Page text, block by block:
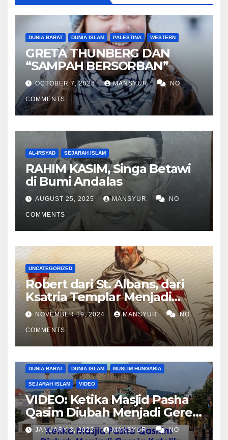
DUNIA BARAT DUNIA ISLAM PALESTINA WESTERN
GRETA THUNBERG DAN
“SAMPAH BERSORBAN”
OCTOBER 7, 2025 MANSYUR NO
COMMENTS
AL-IRSYAD SEJARAH ISLAM
RAHIM KASIM, Singa Betawi
di Bumi Andalas
AUGUST 25, 2025 MANSYUR NO
COMMENTS
UNCATEGORIZED
Robert dari St. Albans, dari
Ksatria Templar Menjadi
Komandan Pasukan
Shalahuddin Merebut
Kembali Yerusalem
NOVEMBER 19, 2024 MANSYUR NO
COMMENTS
DUNIA BARAT DUNIA ISLAM MUSLIM HUNGARIA
SEJARAH ISLAM VIDEO
VIDEO: Ketika Masjid Pasha
Qasim Diubah Menjadi Gereja
Katolik di Pecs, Hungaria
JANUARY 3, 2022 MANSYUR NO